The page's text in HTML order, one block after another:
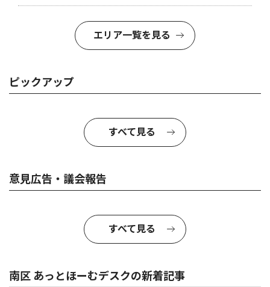
エリア一覧を見る
ピックアップ
すべて見る
意見広告・議会報告
すべて見る
南区 あっとほーむデスクの新着記事